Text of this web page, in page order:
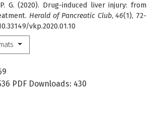
G. (2020). Drug-induced liver injury: from
Herald of Pancreatic Club,46(1), 72-
vkp.2020.01.10
PDF Downloads: 430